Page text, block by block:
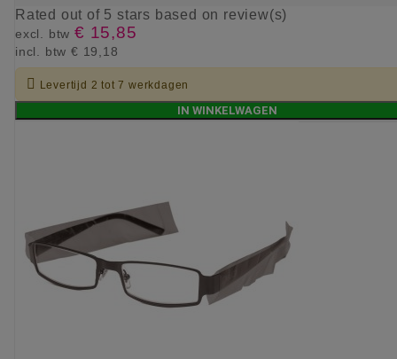
Rated out of 5 stars based on review(s)
excl. btw € 15,85
incl. btw € 19,18
 Levertijd 2 tot 7 werkdagen
IN WINKELWAGEN